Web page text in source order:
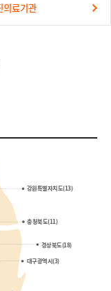
의료기관